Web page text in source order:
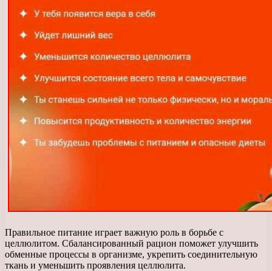
Правильное питание играет важную роль в борьбе с
целлюлитом. Сбалансированный рацион поможет улучшить
обменные процессы в организме, укрепить соединительную
ткань и уменьшить проявления целлюлита.